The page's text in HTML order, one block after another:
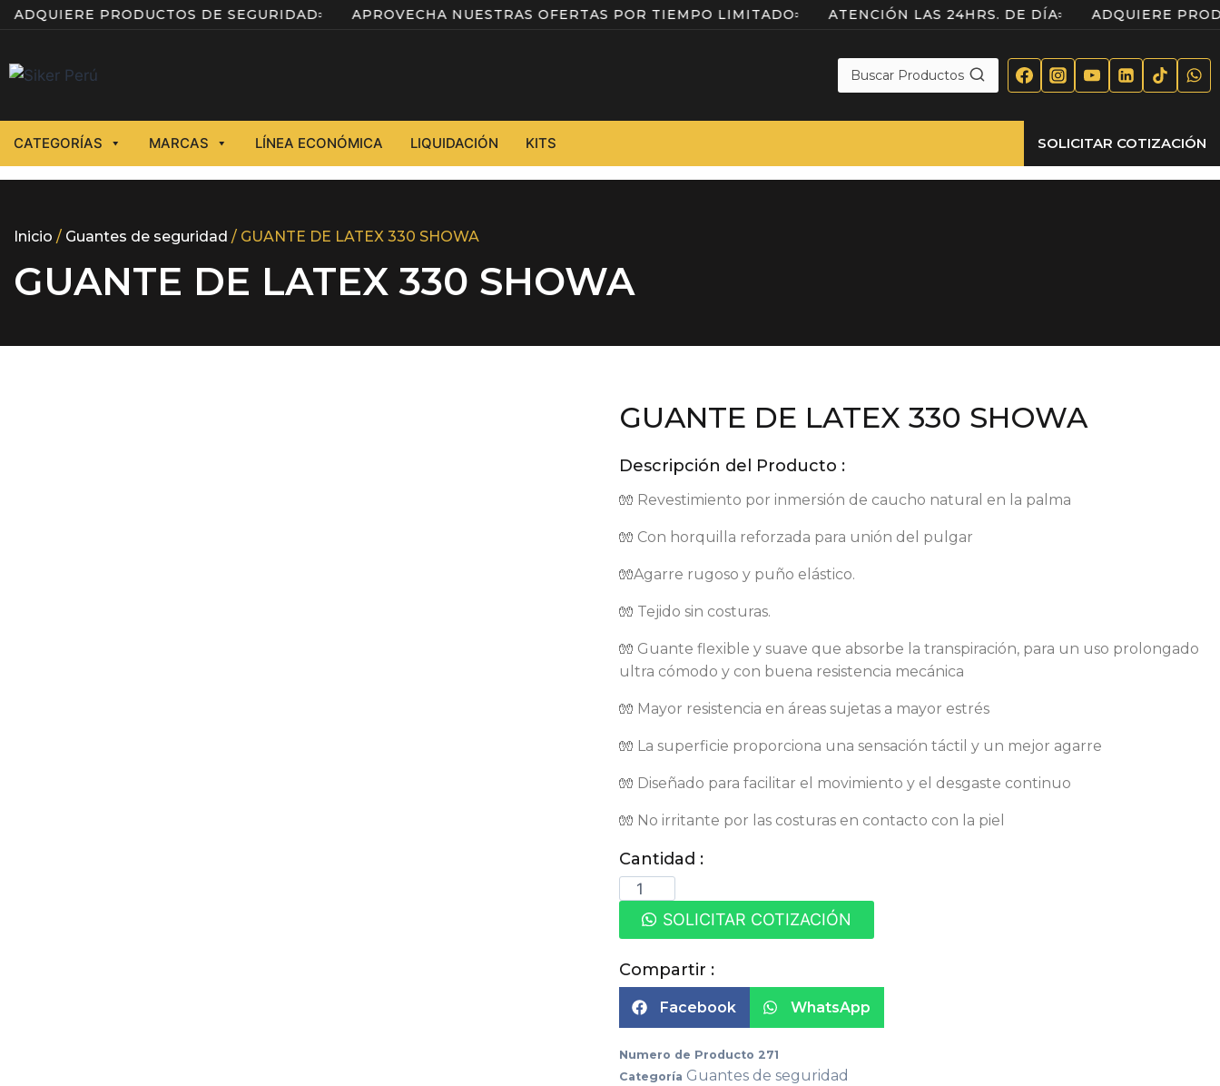
ADQUIERE PRODUCTOS DE SEGURIDAD APROVECHA NUESTRAS OFERTAS POR TIEMPO LIMITADO ATENCIÓN LAS 24HRS. DE DÍA ADQUIERE
Buscar Productos
CATEGORÍAS MARCAS LÍNEA ECONÓMICA LIQUIDACIÓN KITS SOLICITAR COTIZACIÓN
Inicio / Guantes de seguridad / GUANTE DE LATEX 330 SHOWA
GUANTE DE LATEX 330 SHOWA
GUANTE DE LATEX 330 SHOWA
Descripción del Producto :
🧤 Revestimiento por inmersión de caucho natural en la palma
🧤 Con horquilla reforzada para unión del pulgar
🧤Agarre rugoso y puño elástico.
🧤 Tejido sin costuras.
🧤 Guante flexible y suave que absorbe la transpiración, para un uso prolongado
ultra cómodo y con buena resistencia mecánica
🧤 Mayor resistencia en áreas sujetas a mayor estrés
🧤 La superficie proporciona una sensación táctil y un mejor agarre
🧤 Diseñado para facilitar el movimiento y el desgaste continuo
🧤 No irritante por las costuras en contacto con la piel
Cantidad :
SOLICITAR COTIZACIÓN
Compartir :
Facebook WhatsApp
Numero de Producto 271
Categoría Guantes de seguridad